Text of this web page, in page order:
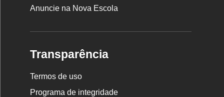
Anuncie na Nova Escola
Transparência
Termos de uso
Programa de integridade